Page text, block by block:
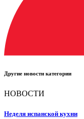
Другие новости категории
НОВОСТИ
Неделя испанской кухни